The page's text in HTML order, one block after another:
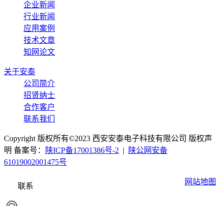
企业新闻
行业新闻
应用案例
技术文章
知网论文
关于安泰
公司简介
招贤纳士
合作客户
联系我们
Copyright 版权所有©2023 西安安泰电子科技有限公司 版权声
明 备案号：
陕ICP备17001386号-2 |
陕公网安备
61019002001475号
网站地图
联系